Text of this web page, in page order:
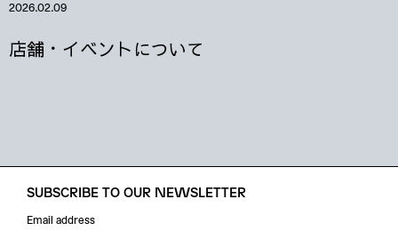
2026.02.09
店舗・イベントについて
SUBSCRIBE TO OUR NEWSLETTER